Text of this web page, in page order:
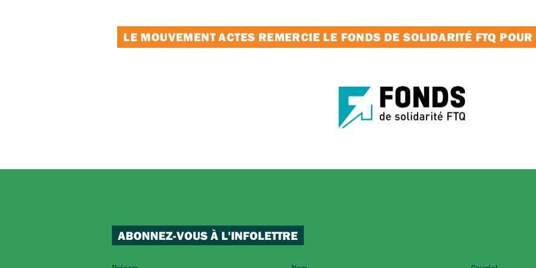
LE MOUVEMENT ACTES REMERCIE LE FONDS DE SOLIDARITÉ FTQ
ABONNEZ-VOUS À L'INFOLETTRE